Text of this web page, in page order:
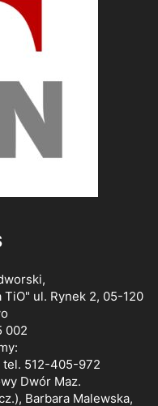
ul. Rynek 2, 05-120
002
tel. 512-405-972
Dwór Maz.
Barbara Malewska,